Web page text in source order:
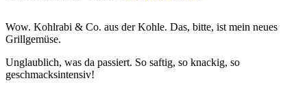
Wow. Kohlrabi & Co. aus derKohle. Das, bitte, ist mein neues
Grillgemüse.
Unglaublich, was da passiert. So saftig, so knackig, so
geschmacksintensiv!